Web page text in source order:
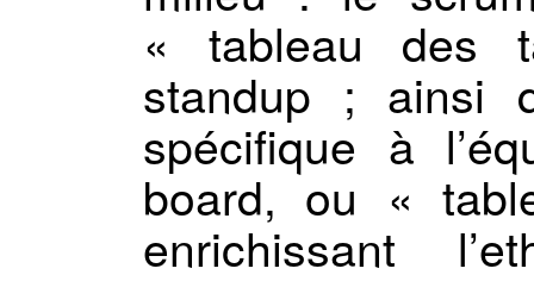
« tableau des
standup ; ainsi
spécifique à
board, ou «
enrichissant